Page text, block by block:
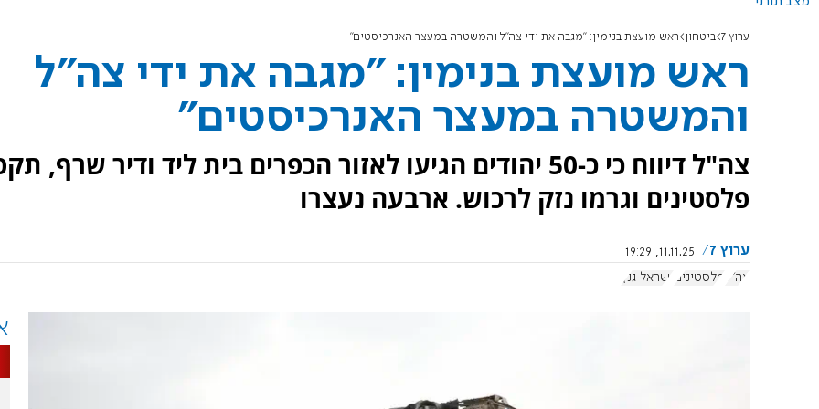
ערוץ 7 ביטחון ראש מועצת בנימין: "מגבה את ידי צה"ל והמשטרה במעצר האנרכיסטים"
ראש מועצת בנימין: "מגבה את ידי צה"ל
והמשטרה במעצר האנרכיסטים"
צה"ל דיווח כי כ-50 יהודים הגיעו לאזור הכפרים בית ליד ודיר שרף,
פלסטינים וגרמו נזק לרכוש. ארבעה נעצרו
ערוץ 7
11.11.25, 19:29
צה"ל
פלסטינים ישראל גנץ